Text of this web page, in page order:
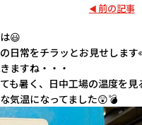
カーライン
展示車・試乗
店舗情報
イベント・
前の記事
😃
日常をチラッとお見せします
ますね・・・
も暑く、日中工場の温度を見
気温になってました😲💣